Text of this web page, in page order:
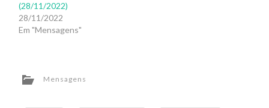
(28/11/2022)
28/11/2022
Em "Mensagens"
Mensagens